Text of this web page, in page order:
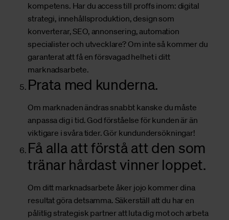
kompetens. Har du access till proffs inom: digital
strategi, innehållsproduktion, design som
konverterar, SEO, annonsering, automation
specialister och utvecklare? Om inte så kommer du
garanterat att få en försvagad helhet i ditt
marknadsarbete.
Prata med kunderna.
Om marknaden ändras snabbt kanske du måste
anpassa dig i tid. God förståelse för kunden är än
viktigare i svåra tider. Gör kundundersökningar!
Få alla att förstå att den som
tränar hårdast vinner loppet.
Om ditt marknadsarbete åker jojo kommer dina
resultat göra detsamma. Säkerställ att du har en
pålitlig strategisk partner att luta dig mot och arbeta